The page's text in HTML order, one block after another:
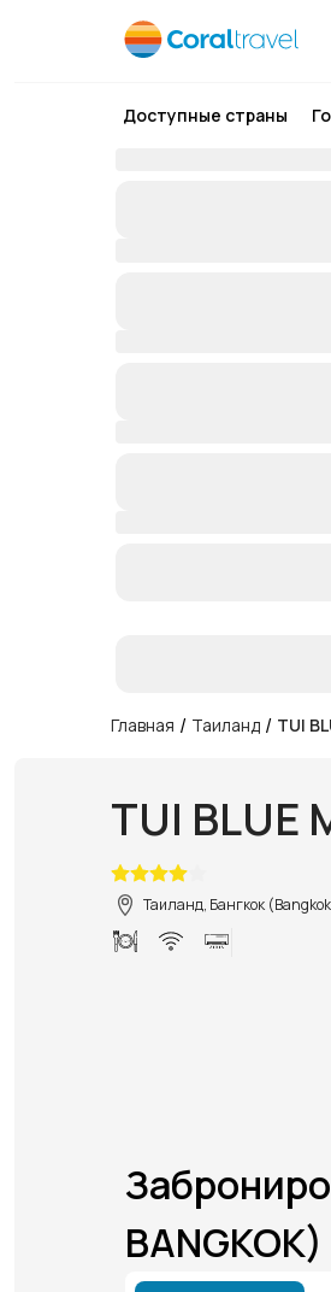
Доступные страны
Главная / Таиланд / TUI
TUI BLUE
Таиланд, Бангкок
BANGKOK)